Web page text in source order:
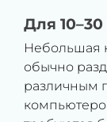
Для
Небольшая
обычно
различным